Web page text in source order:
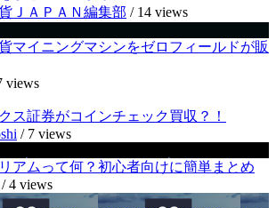
ＪＡＰＡＮ編集部 / 14 views
マイニングマシンをゼロフィールドが販
views
ス証券がコインチェック買収？！
/ 7 views
アムって何？初心者向けに簡単まとめ
/4 views